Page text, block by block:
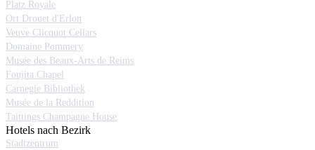
Platz Royale
Ort Drouet d'Erlon
Veuve Clicquot Cellars
Domaine Pommery
Musée des Beaux-Arts de Reims
Foujita Chapel
Carnegie Bibliothek
Musée de la Reddition
Taittings Champagne House
Hotels nach Bezirk
Stadtzentrum